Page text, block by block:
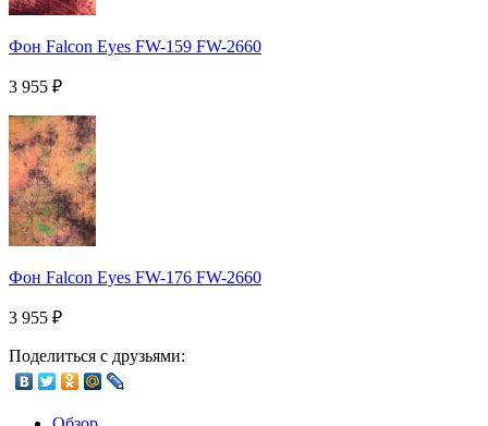
Фон Falcon Eyes FW-159 FW-2660
3 955 ₽
Фон Falcon Eyes FW-176 FW-2660
3 955 ₽
Поделиться с друзьями: